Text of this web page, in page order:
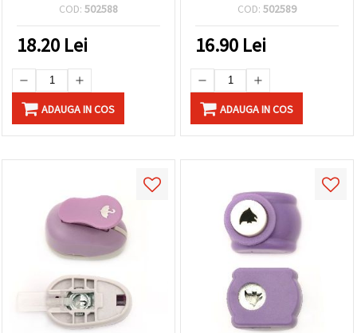
COD: 502588
18.20 Lei
ADAUGA IN COS
COD: 502589
16.90 Lei
ADAUGA IN COS